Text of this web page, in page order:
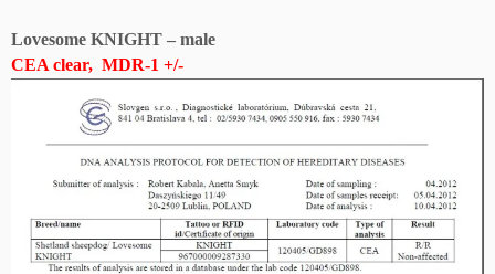
Lovesome KNIGHT – male
CEA clear, MDR-1 +/-